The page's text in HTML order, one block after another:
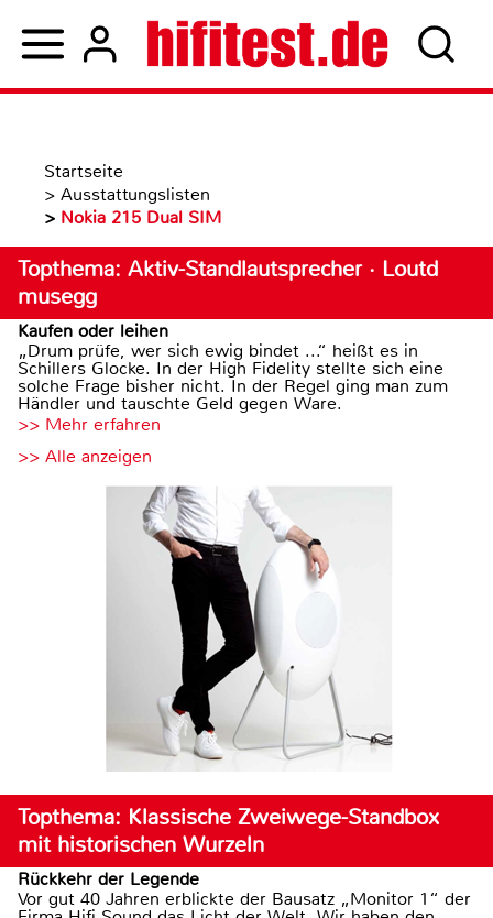
Startseite
> Ausstattungslisten
> Nokia 215 Dual SIM
Topthema: Aktiv-Standlautsprecher · Loutd
musegg
Kaufen oder leihen
„Drum prüfe, wer sich ewig bindet ...“ heißt es in
Schillers Glocke. In der High Fidelity stellte sich eine
solche Frage bisher nicht. In der Regel ging man zum
Händler und tauschte Geld gegen Ware.
>> Mehr erfahren
>> Alle anzeigen
Topthema: Klassische Zweiwege-Standbox
mit historischen Wurzeln
Rückkehr der Legende
Vor gut 40 Jahren erblickte der Bausatz „Monitor 1“ der